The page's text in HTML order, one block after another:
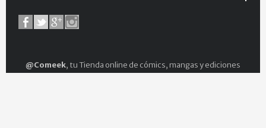
@Comeek, tu Tienda online de cómics, mangas y ediciones